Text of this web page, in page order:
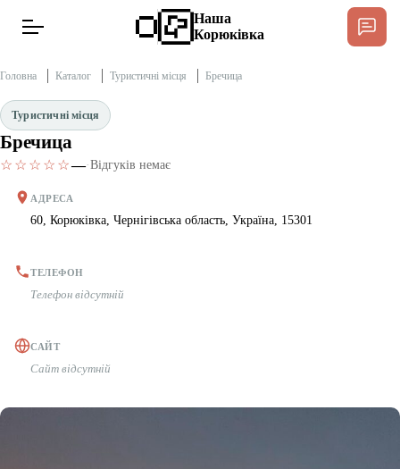
Новини
Публікації
Довідник
Спільнота Місцевих
Наша
Корюківка
Головна Каталог Туристичні місця Бречица
Туристичні місця
Бречица
☆☆☆☆☆—·Відгуків немає
АДРЕСА
60, Корюківка, Чернігівська область, Україна, 15301
ТЕЛЕФОН
Телефон відсутній
САЙТ
Сайт відсутній